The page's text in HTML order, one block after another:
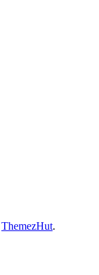
ThemezHut.